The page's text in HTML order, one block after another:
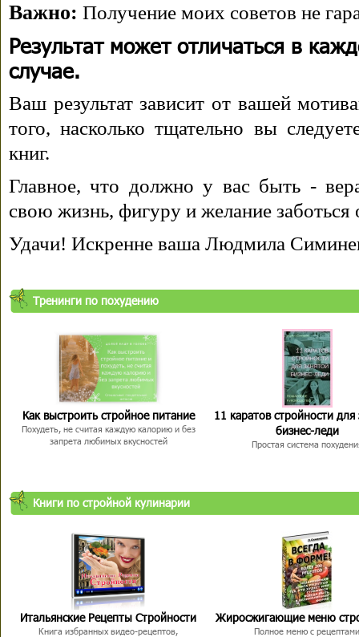
Важно: Получение моих советов не
Результат может отличаться в
случае.
Ваш результат зависит от вашей
того, насколько тщательно вы
книг.
Главное, что должно у вас быть -
свою жизнь, фигуру и желание заботься
Удачи! Искренне ваша Людмила
Тренинги по похудению
Как выстроить стройное питание
Похудеть, не считая каждую калорию и без
запрета любимых вкусностей
11 каратов стройности для
бизнес-леди
Простая система
Книги по стройной кулинарии
Итальянские Рецепты Стройности
Книга избранных видео-рецептов,
Жиросжигающие меню
Полное меню с рецептами